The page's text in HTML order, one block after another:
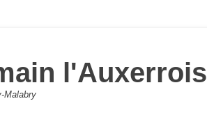
l'Auxerrois
Malabry